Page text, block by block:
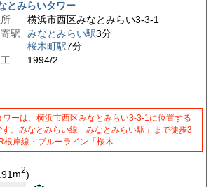
とみらいタワー
横浜市西区みなとみらい3-3-1
駅
みなとみらい駅3分
桜木町駅7分
1994/2
ーは、横浜市西区みなとみらい3-3-1に位置する
。みなとみらい線「みなとみらい駅」まで徒歩3
岸線・ブルーライン「桜木…
m2)